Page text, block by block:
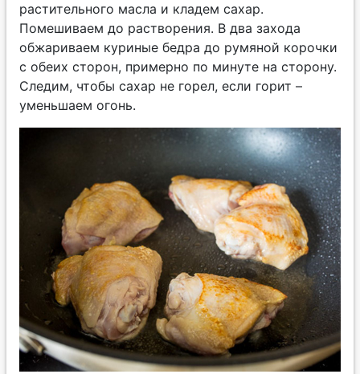
растительного масла и кладем сахар.
Помешиваем до растворения. В два захода
обжариваем куриные бедра до румяной корочки
с обеих сторон, примерно по минуте на сторону.
Следим, чтобы сахар не горел, если горит –
уменьшаем огонь.